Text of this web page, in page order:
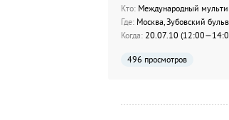
Кто:Международный
Где:Москва, Зубовский
Когда:20.07.10
496 просмотров